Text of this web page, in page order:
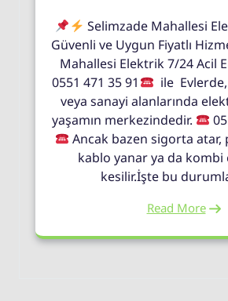
Selimzade Mahallesi
Güvenli ve Uygun Fiyatlı
Mahallesi Elektrik 7/24 Acil
0551 471 35 91
ile
veya sanayi alanlarında
yaşamın merkezindedir.
Ancak bazen sigorta atar,
kablo yanar ya da
kesilir.İşte bu
Read More